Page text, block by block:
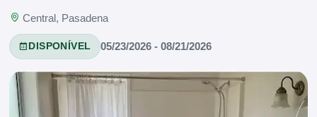
Central, Pasadena
DISPONÍVEL 05/23/2026 - 08/21/2026